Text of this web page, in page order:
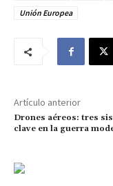
Unión Europea
Artículo anterior
Drones aéreos: tres
clave en la guerra